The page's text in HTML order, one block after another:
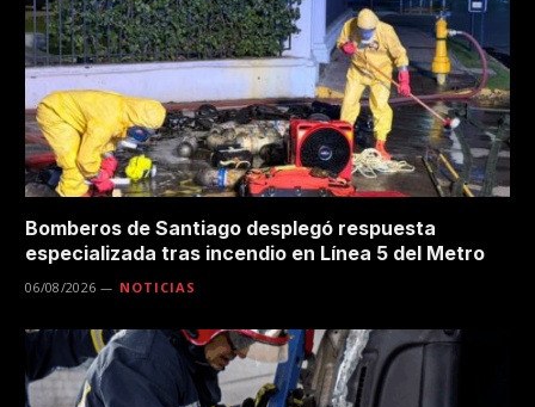
Bomberos de Santiago desplegó respuesta
especializada tras incendio en Línea 5 del Metro
06/08/2026 NOTICIAS